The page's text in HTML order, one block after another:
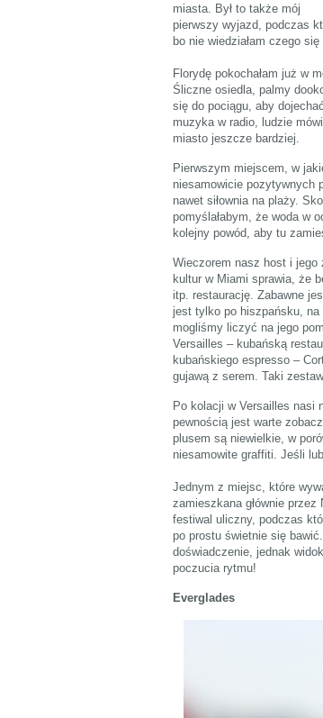
miasta. Był to także mój
pierwszy wyjazd, podczas
bo nie wiedziałam czego
Florydę pokochałam już w
Śliczne osiedla, palmy
się do pociągu, aby
muzyka w radio, ludzie
miasto jeszcze bardziej.
Pierwszym miejscem, w
niesamowicie pozytywnych
nawet siłownia na plaży.
pomyślałabym, że woda w
kolejny powód, aby tu
Wieczorem nasz host i jego
kultur w Miami sprawia, że
itp. restaurację. Zabawne
jest tylko po hiszpańsku,
mogliśmy liczyć na jego
Versailles – kubańską
kubańskiego espresso –
gujawą z serem. Taki
Po kolacji w Versailles nasi
pewnością jest warte
plusem są niewielkie, w
niesamowite graffiti. Jeśli
Jednym z miejsc, które
zamieszkana głównie
festiwal uliczny, podczas
po prostu świetnie się
doświadczenie, jednak
poczucia rytmu!
Everglades